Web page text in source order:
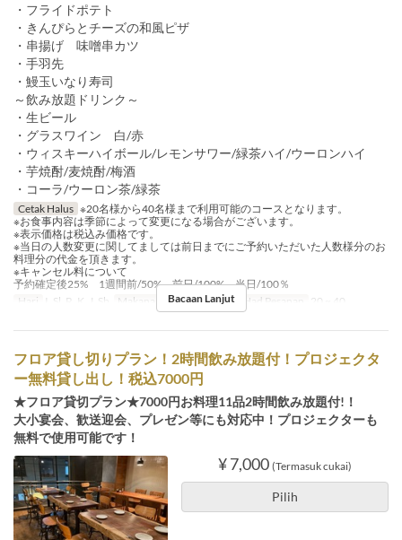
・フライドポテト
・きんぴらとチーズの和風ピザ
・串揚げ 味噌串カツ
・手羽先
・鰻玉いなり寿司
～飲み放題ドリンク～
・生ビール
・グラスワイン 白/赤
・ウィスキーハイボール/レモンサワー/緑茶ハイ/ウーロンハイ
・芋焼酎/麦焼酎/梅酒
・コーラ/ウーロン茶/緑茶
Cetak Halus ※20名様から40名様まで利用可能のコースとなります。
※お食事内容は季節によって変更になる場合がございます。
※表示価格は税込み価格です。
※当日の人数変更に関してましては前日までにご予約いただいた人数様分のお
料理分の代金を頂きます。
※キャンセル料について
予約確定後25% 1週間前/50% 前日/100% 当日/100％
Hari
I, Sl, R, K, J, Sb Makanan Makan Malam Had Pesanan 20 ~ 40
Bacaan Lanjut
フロア貸し切りプラン！2時間飲み放題付！プロジェクタ
ー無料貸し出し！税込7000円
★フロア貸切プラン★7000円お料理11品2時間飲み放題付!！
大小宴会、歓送迎会、プレゼン等にも対応中！プロジェクターも
無料で使用可能です！
¥ 7,000 (Termasuk cukai)
Pilih